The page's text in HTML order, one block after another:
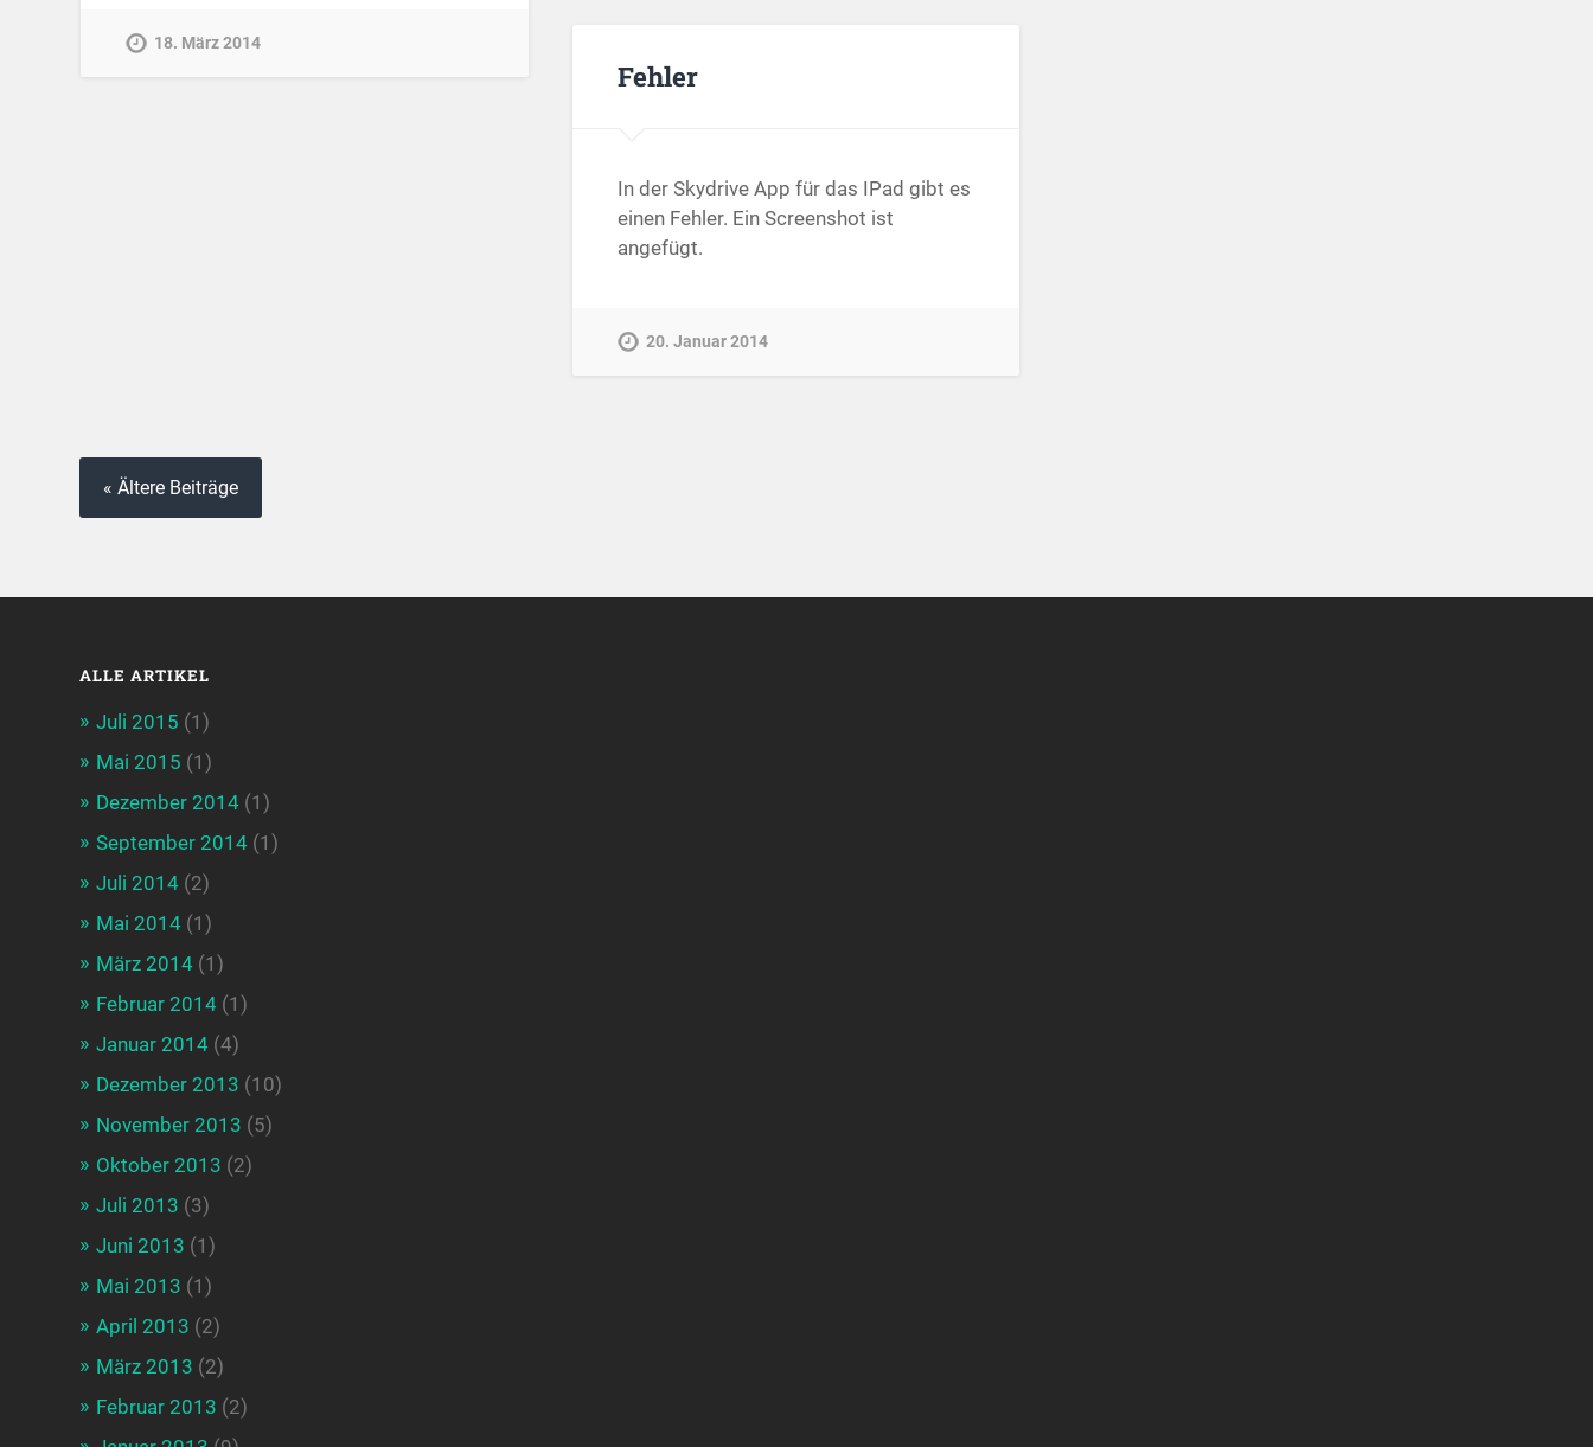
18. März 2014
Fehler
In der Skydrive App für das IPad gibt es
einen Fehler. Ein Screenshot ist
angefügt.
20. Januar 2014
« Ältere Beiträge
ALLE ARTIKEL
Juli 2015 (1)
Mai 2015 (1)
Dezember 2014 (1)
September 2014 (1)
Juli 2014 (2)
Mai 2014 (1)
März 2014 (1)
Februar 2014 (1)
Januar 2014 (4)
Dezember 2013 (10)
November 2013 (5)
Oktober 2013 (2)
Juli 2013 (3)
Juni 2013 (1)
Mai 2013 (1)
April 2013 (2)
März 2013 (2)
Februar 2013 (2)